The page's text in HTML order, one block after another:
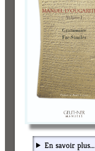
En savoir plus...